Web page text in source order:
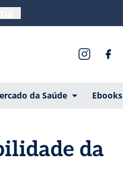
da Saúde Ebooks
da